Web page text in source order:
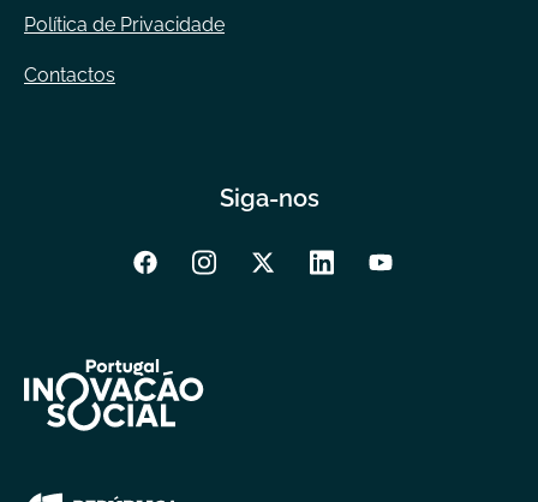
Política de Privacidade
Contactos
Siga-nos